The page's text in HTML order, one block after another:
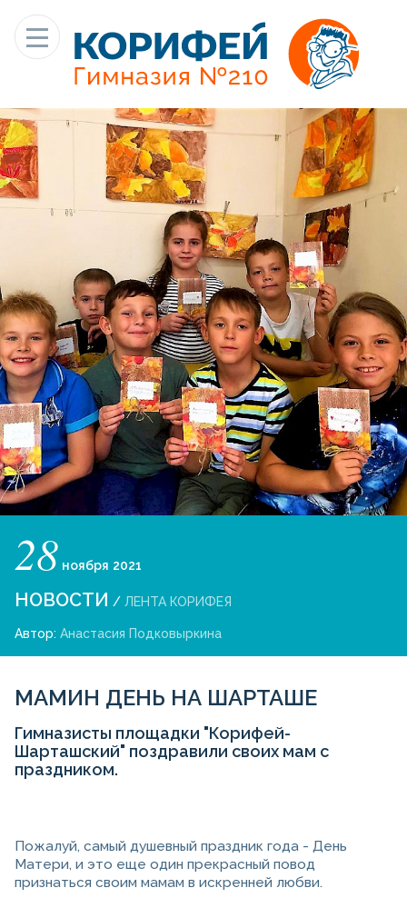
28 ноября 2021
НОВОСТИ / ЛЕНТА КОРИФЕЯ
Автор: Анастасия Подковыркина
МАМИН ДЕНЬ НА ШАРТАШЕ
Гимназисты площадки "Корифей-
Шарташский" поздравили своих мам с
праздником.
Пожалуй, самый душевный праздник года - День
Матери, и это еще один прекрасный повод
признаться своим мамам в искренней любви.